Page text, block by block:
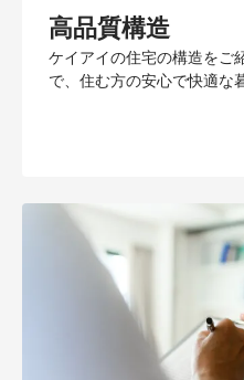
高品質構造
ケイアイの住宅の構造をご
で、住む方の安心で快適な